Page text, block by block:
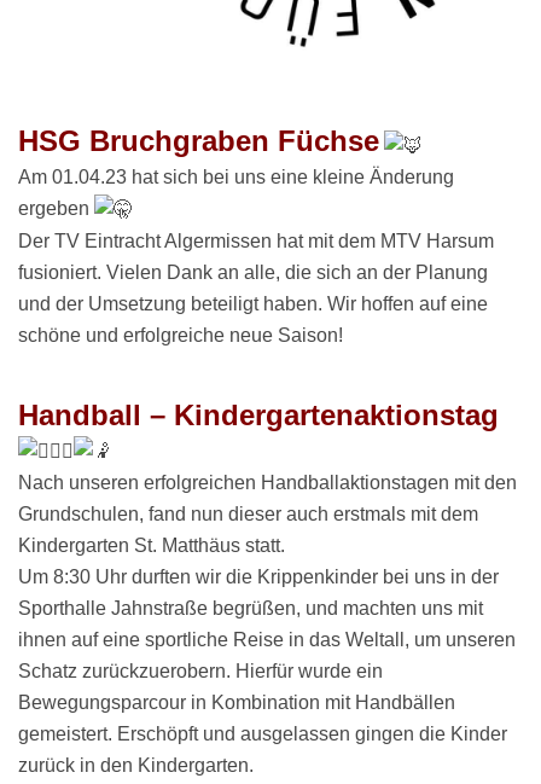
HSG Bruchgraben Füchse
Am 01.04.23 hat sich bei uns eine kleine Änderung
ergeben
Der TV Eintracht Algermissen hat mit dem MTV Harsum
fusioniert. Vielen Dank an alle, die sich an der Planung
und der Umsetzung beteiligt haben. Wir hoffen auf eine
schöne und erfolgreiche neue Saison!
Handball – Kindergartenaktionstag
Nach unseren erfolgreichen Handballaktionstagen mit den
Grundschulen, fand nun dieser auch erstmals mit dem
Kindergarten St. Matthäus statt.
Um 8:30 Uhr durften wir die Krippenkinder bei uns in der
Sporthalle Jahnstraße begrüßen, und machten uns mit
ihnen auf eine sportliche Reise in das Weltall, um unseren
Schatz zurückzuerobern. Hierfür wurde ein
Bewegungsparcour in Kombination mit Handbällen
gemeistert. Erschöpft und ausgelassen gingen die Kinder
zurück in den Kindergarten.